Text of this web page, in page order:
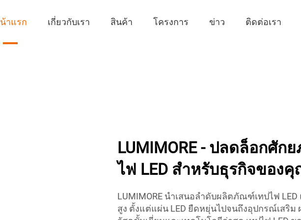
าแรก เกี่ยวกับเรา สินค้า โครงการ ข่าว ติดต่อเรา
LUMIMORE - ปลดล็อกศัก
ไฟ LED สำหรับธุรกิจของ
LUMIMORE นำเสนอลำดับผลิตภัณฑ์เทปไฟ
สูง ตั้งแต่แผ่น LED ยืดหยุ่นไปจนถึงอุปกรณ์เสริ